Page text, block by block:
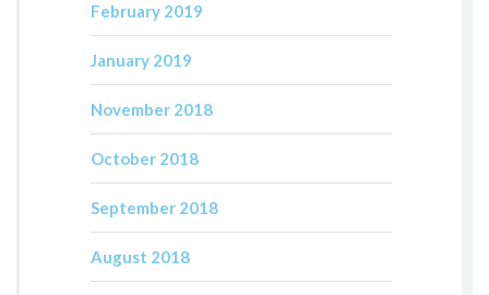
February 2019
January 2019
November 2018
October 2018
September 2018
August 2018